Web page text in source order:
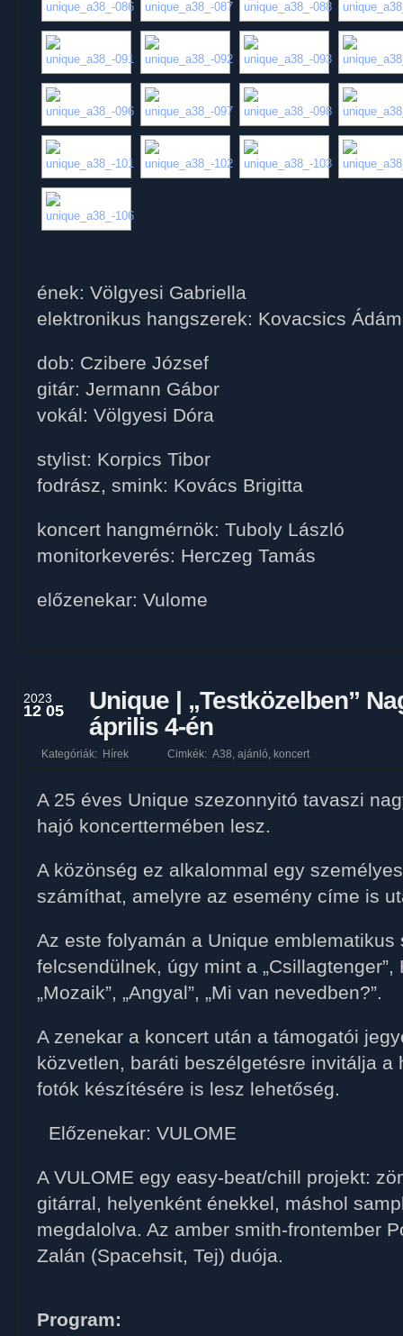
ének: Völgyesi Gabriella
elektronikus hangszerek: Kovacsics Ádám
dob: Czibere József
gitár: Jermann Gábor
vokál: Völgyesi Dóra
stylist: Korpics Tibor
fodrász, smink: Kovács Brigitta
koncert hangmérnök: Tuboly László
monitorkeverés: Herczeg Tamás
előzenekar: Vulome
2023
12 05
Unique | „Testközelben”
április 4-én
Kategóriák: Hírek Cimkék: A38, ajánló, koncert
A 25 éves Unique szezonnyitó tavaszi
hajó koncerttermében lesz.
A közönség ez alkalommal egy
számíthat, amelyre az esemény címe is
Az este folyamán a Unique emblematikus
felcsendülnek, úgy mint a „Csillagtenger”,
„Mozaik”, „Angyal”, „Mi van nevedben?”.
A zenekar a koncert után a támogatói
közvetlen, baráti beszélgetésre invitálja a
fotók készítésére is lesz lehetőség.
Előzenekar: VULOME
A VULOME egy easy-beat/chill projekt:
gitárral, helyenként énekkel, máshol
megdalolva. Az amber smith-frontember
Zalán (Spacehsit, Tej) duója.
Program: